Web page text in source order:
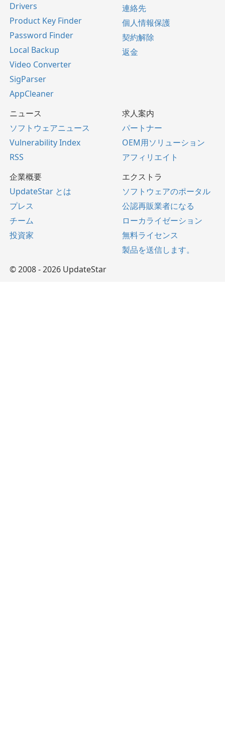
Drivers
Product Key Finder
Password Finder
Local Backup
Video Converter
SigParser
AppCleaner
連絡先
個人情報保護
契約解除
返金
ニュース
ソフトウェアニュース
Vulnerability Index
RSS
求人案内
パートナー
OEM用ソリューション
アフィリエイト
企業概要
UpdateStar とは
プレス
チーム
投資家
エクストラ
ソフトウェアのポータル
公認再販業者になる
ローカライゼーション
無料ライセンス
製品を送信します。
© 2008 - 2026 UpdateStar